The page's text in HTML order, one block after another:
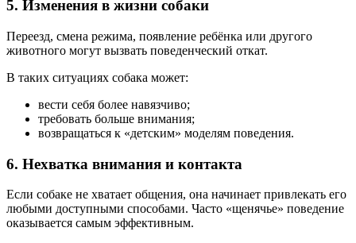
5. Изменения в жизни собаки
Переезд, смена режима, появление ребёнка или другого
животного могут вызвать поведенческий откат.
В таких ситуациях собака может:
вести себя более навязчиво;
требовать больше внимания;
возвращаться к «детским» моделям поведения.
6. Нехватка внимания и контакта
Если собаке не хватает общения, она начинает привлекать его
любыми доступными способами. Часто «щенячье» поведение
оказывается самым эффективным.